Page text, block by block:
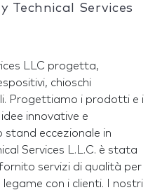
Technical Services
LLC progetta,
chioschi
Progettiamo i prodotti e i
innovative e
stand eccezionale in
Services L.L.C. è stata
servizi di qualità per
con i clienti. I nostri